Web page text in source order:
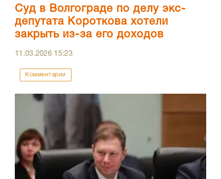
Суд в Волгограде по делу экс-
депутата Короткова хотели
закрыть из-за его доходов
11.03.2026 15:23
Комментарии